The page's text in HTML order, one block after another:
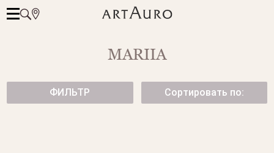
MARIIA
ФИЛЬТР Сортировать по: